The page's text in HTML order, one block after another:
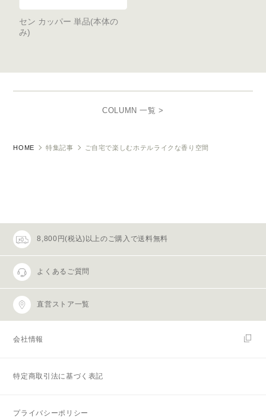
セン カッパー 単品(本体の
み)
COLUMN 一覧 >
HOME 特集記事 ご自宅で楽しむホテルライクな香り空間
8,800円(税込)以上のご購入で送料無料
よくあるご質問
直営ストア一覧
会社情報
特定商取引法に基づく表記
プライバシーポリシー